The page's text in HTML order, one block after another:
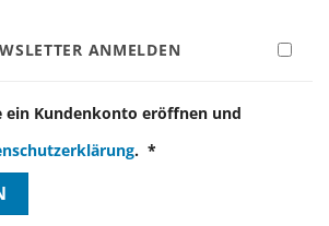
ANMELDEN
ein Kundenkonto eröffnen und
. *Erforderlich